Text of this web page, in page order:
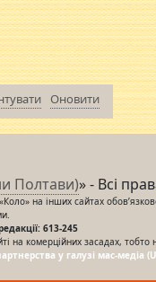
Оновити
Полтави)» - Всі
на інших сайтах
613-245
на комерційних засадах, тобто
у галузі мас-медіа